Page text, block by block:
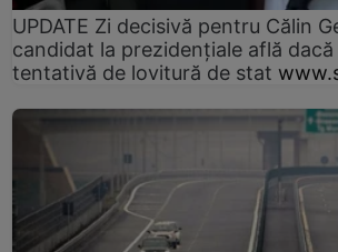
UPDATE Zi decisivă pentru Călin
candidat la prezidențiale află
tentativă de lovitură de stat